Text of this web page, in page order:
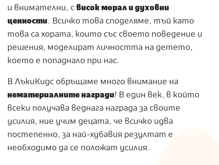
и внимателни, с висок морал и духовни
ценности. Всичко това споделяме, тъй като
това са хората, които със своето поведение и
решения, моделират личността на детето,
което е попаднало при нас.
В ЛъкиКидс обръщаме много внимание на
нематериалните награди! В един век, в който
всеки получава веднага награда за своите
усилия, ние учим децата, че всичко идва
постепенно, за най-хубавия резултат е
необходимо да се положат усилия.